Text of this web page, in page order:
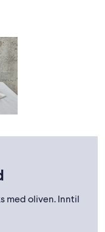
med oliven. Inntil